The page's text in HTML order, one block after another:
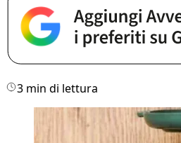
3 min di lettura